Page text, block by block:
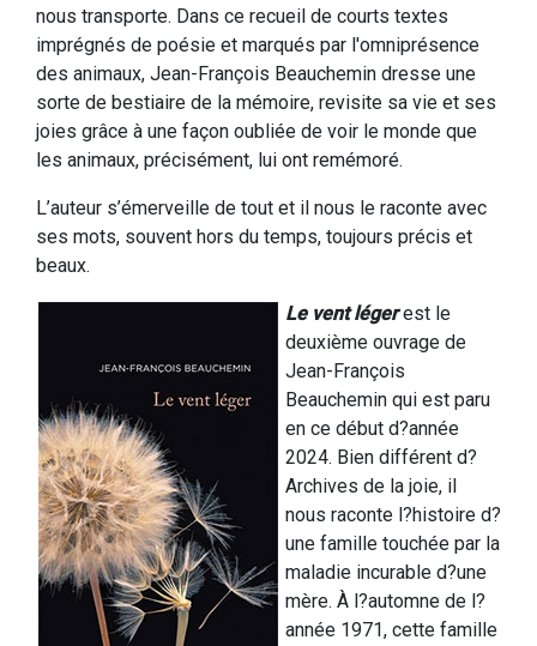
nous transporte. Dans ce recueil de courts textes
imprégnés de poésie et marqués par l'omniprésence
des animaux, Jean-François Beauchemin dresse une
sorte de bestiaire de la mémoire, revisite sa vie et ses
joies grâce à une façon oubliée de voir le monde que
les animaux, précisément, lui ont remémoré.
L’auteur s’émerveille de tout et il nous le raconte avec
ses mots, souvent hors du temps, toujours précis et
beaux.
Le vent légerest le
deuxième ouvrage de
Jean-François
Beauchemin qui est paru
en ce début d?année
2024. Bien différent d?
Archives de la joie, il
nous raconte l?histoire d?
une famille touchée par la
maladie incurable d?une
mère. À l?automne de l?
année 1971, cette famille